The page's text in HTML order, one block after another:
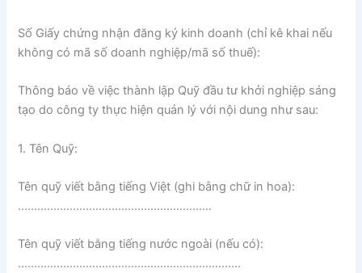
Số Giấy chứng nhận đăng ký kinh doanh (chỉ kê khai nếu
không có mã số doanh nghiệp/mã số thuế):
Thông báo về việc thành lập Quỹ đầu tư khởi nghiệp sáng
tạo do công ty thực hiện quản lý với nội dung như sau:
1. Tên Quỹ:
Tên quỹ viết bằng tiếng Việt (ghi bằng chữ in hoa):
……………………………………………………
Tên quỹ viết bằng tiếng nước ngoài (nếu có):
……………………………………………………………